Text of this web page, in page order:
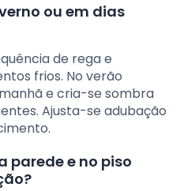
ou em dias
de rega e
frios. No verão
e cria-se sombra
Ajusta-se adubação
parede e no piso